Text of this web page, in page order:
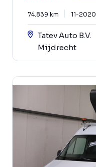
74.839 km 11-2020
Tatev Auto B.V.
Mijdrecht